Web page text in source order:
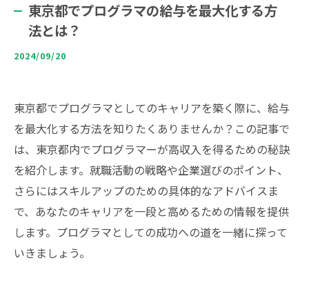
東京都でプログラマの給与を最大化する方
法とは？
2024/09/20
東京都でプログラマとしてのキャリアを築く際に、給与
を最大化する方法を知りたくありませんか？この記事で
は、東京都内でプログラマーが高収入を得るための秘訣
を紹介します。就職活動の戦略や企業選びのポイント、
さらにはスキルアップのための具体的なアドバイスま
で、あなたのキャリアを一段と高めるための情報を提供
します。プログラマとしての成功への道を一緒に探って
いきましょう。